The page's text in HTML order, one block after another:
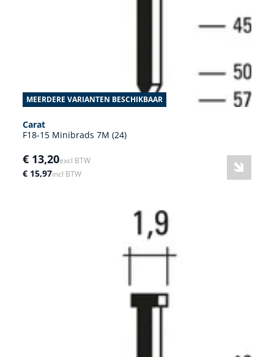
MEERDERE VARIANTEN BESCHIKBAAR
Carat
F18-15 Minibrads 7M (24)
€ 13,20excl BTW
€ 15,97incl BTW